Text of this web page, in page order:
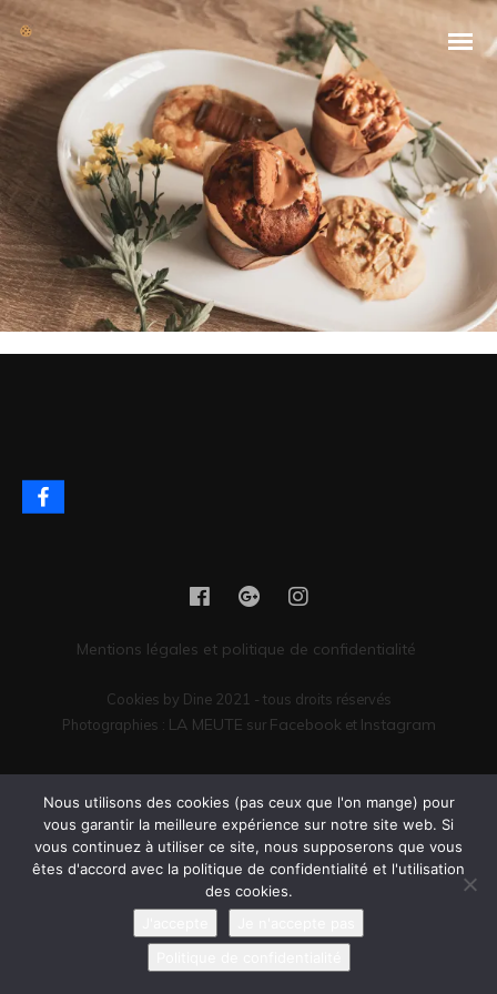
Mentions légales et politique de confidentialité
Cookies by Dine 2021 - tous droits réservés
Photographies : LA MEUTE sur Facebook et Instagram
Vous êtes encore là ? Il serait peut-être temps de passer commande.
Nous utilisons des cookies (pas ceux que l'on mange) pour
vous garantir la meilleure expérience sur notre site web. Si
vous continuez à utiliser ce site, nous supposerons que vous
êtes d'accord avec la politique de confidentialité et l'utilisation
des cookies.